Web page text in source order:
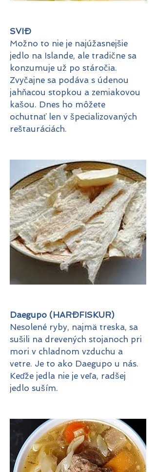
SVIÐ
Možno to nie je najúžasnejšie
jedlo na Islande, ale tradične sa
konzumuje už po stáročia.
Zvyčajne sa podáva s údenou
jahňacou stopkou a zemiakovou
kašou. Dnes ho môžete
ochutnať len v špecializovaných
reštauráciách.
Daegupo (HARÐFISKUR)
Nesolené ryby, najmä treska, sa
sušili na drevených stojanoch pri
mori v chladnom vzduchu a
vetre. Je to ako Daegupo u nás.
Keďže jedla nie je veľa, radšej
jedlo suším.